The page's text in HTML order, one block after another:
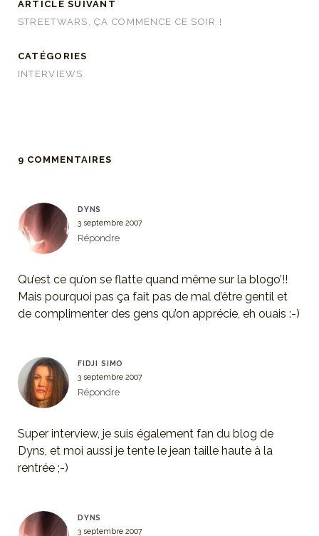
ARTICLE SUIVANT
STREETWARS, ÇA COMMENCE CE SOIR !
CATÉGORIES
INTERVIEWS
9 COMMENTAIRES
DYNS
3 septembre 2007
Répondre
Qu’est ce qu’on se flatte quand même sur la blogo’!!
Mais pourquoi pas ça fait pas de mal d’être gentil et
de complimenter des gens qu’on apprécie, eh ouais :-)
FIDJI SIMO
3 septembre 2007
Répondre
Super interview, je suis également fan du blog de
Dyns, et moi aussi je tente le jean taille haute à la
rentrée ;-)
DYNS
3 septembre 2007